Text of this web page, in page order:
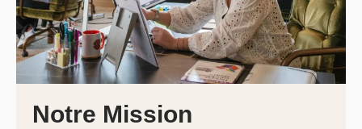
Notre Mission